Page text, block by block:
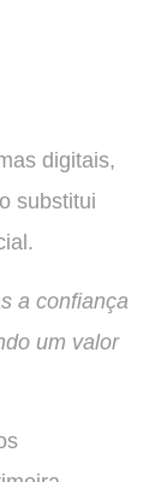
digitais,
substitui
a confiança
um valor